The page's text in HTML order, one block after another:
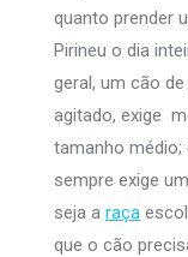
quanto prender
Pirineu o dia
geral, um cão
agitado, exige
tamanho médio;
sempre exige
seja a raça
que o cão